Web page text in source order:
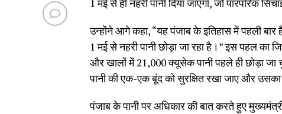
1 मई से ही नहरी पानी दिया जाएगा, जो पारंपरिक
उन्होंने आगे कहा, “यह पंजाब के इतिहास में पहली
1 मई से नहरी पानी छोड़ा जा रहा है।” इस पहल का
और खालों में 21,000 क्यूसेक पानी पहले ही छोड़ा जा
पानी की एक-एक बूंद को सुरक्षित रखा जाए और
पंजाब के पानी पर अधिकार की बात करते हुए